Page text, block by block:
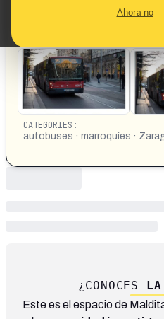
Ahora no
espana/cagar-autobus-
CATEGORIES:
autobuses · marroquíes ·
¿CONOCES
Este es el espacio de